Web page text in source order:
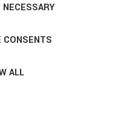
vendredi de 9h30 à 17h30.
NECESSARY
CONSENTS
ALL